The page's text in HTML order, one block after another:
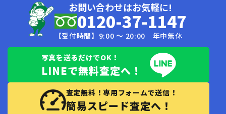
お問い合わせはお気軽に!
0120-37-1147
【受付時間】9:00 〜 20:00 年中無休
写真を送るだけでOK！
LINEで無料査定へ！
査定無料！専用フォームで送信！
簡易スピード査定へ！